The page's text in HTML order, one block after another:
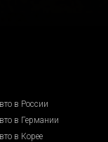
в России
в Германии
в Корее